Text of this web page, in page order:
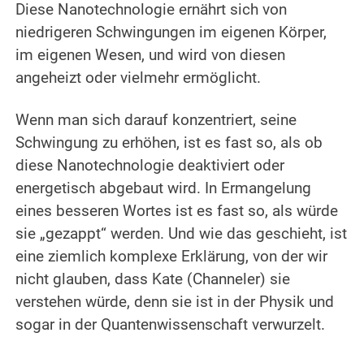
Diese Nanotechnologie ernährt sich von
niedrigeren Schwingungen im eigenen Körper,
im eigenen Wesen, und wird von diesen
angeheizt oder vielmehr ermöglicht.
Wenn man sich darauf konzentriert, seine
Schwingung zu erhöhen, ist es fast so, als ob
diese Nanotechnologie deaktiviert oder
energetisch abgebaut wird. In Ermangelung
eines besseren Wortes ist es fast so, als würde
sie „gezappt“ werden. Und wie das geschieht, ist
eine ziemlich komplexe Erklärung, von der wir
nicht glauben, dass Kate (Channeler) sie
verstehen würde, denn sie ist in der Physik und
sogar in der Quantenwissenschaft verwurzelt.